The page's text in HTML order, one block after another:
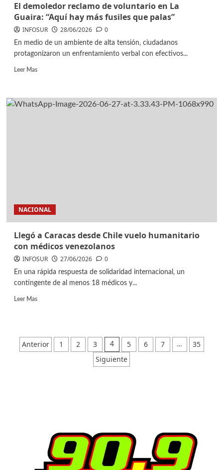
El demoledor reclamo de voluntario en La
Guaira: “Aquí hay más fusiles que palas”
INFOSUR 28/06/2026 0
En medio de un ambiente de alta tensión, ciudadanos
protagonizaron un enfrentamiento verbal con efectivos...
Leer Mas
NACIONAL
Llegó a Caracas desde Chile vuelo humanitario
con médicos venezolanos
INFOSUR 27/06/2026 0
En una rápida respuesta de solidaridad internacional, un
contingente de al menos 18 médicos y...
Leer Mas
Anterior 1 2 3 4 5 6 7 …
35
Siguiente